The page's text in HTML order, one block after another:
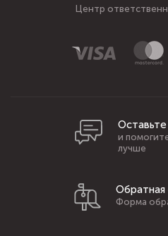
Центр
и
лучше
Обратная
Форма